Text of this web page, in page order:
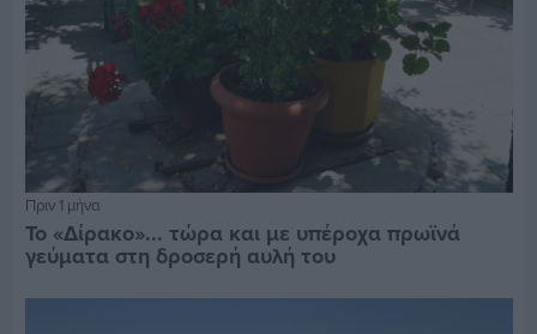
Πριν 1 μήνα
Το «Δίρακο»... τώρα και με υπέροχα πρωϊνά
γεύματα στη δροσερή αυλή του